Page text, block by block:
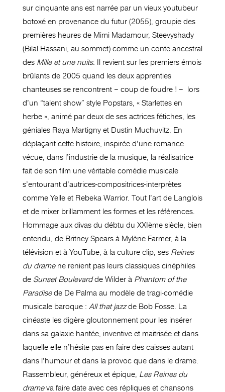
sur cinquante ans est narrée par un vieux youtubeur
botoxé en provenance du futur (2055), groupie des
premières heures de Mimi Madamour, Steevyshady
(Bilal Hassani, au sommet) comme un conte ancestral
des Mille et une nuits. Il revient sur les premiers émois
brûlants de 2005 quand les deux apprenties
chanteuses se rencontrent – coup de foudre ! – lors
d’un “talent show” style Popstars, « Starlettes en
herbe », animé par deux de ses actrices fétiches, les
géniales Raya Martigny et Dustin Muchuvitz. En
déplaçant cette histoire, inspirée d’une romance
vécue, dans l’industrie de la musique, la réalisatrice
fait de son film une véritable comédie musicale
s’entourant d’autrices-compositrices-interprètes
comme Yelle et Rebeka Warrior. Tout l’art de Langlois
et de mixer brillamment les formes et les références.
Hommage aux divas du débtu du XXIème siècle, bien
entendu, de Britney Spears à Mylène Farmer, à la
télévision et à YouTube, à la culture clip, ses Reines
du drame ne renient pas leurs classiques cinéphiles
de Sunset Boulevardde Wilder à Phantom of the
Paradisede De Palma au modèle de tragi-comédie
musicale baroque : All that jazzde Bob Fosse. La
cinéaste les digère gloutonnement pour les insérer
dans sa galaxie hantée, inventive et maitrisée et dans
laquelle elle n’hésite pas en faire des caisses autant
dans l’humour et dans la provoc que dans le drame.
Rassembleur, généreux et épique, Les Reines du
drameva faire date avec ces répliques et chansons